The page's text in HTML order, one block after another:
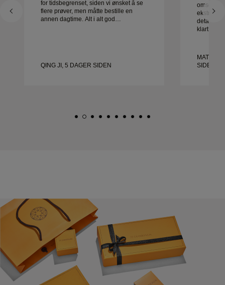
for tidsbegrenset, siden vi ønsket å se
flere prøver, men måtte bestille en
annen dagtime. Alt i alt god
QING JI, 5 DAGER SIDEN
omsorg
detalj ble
klart i
SIDEN